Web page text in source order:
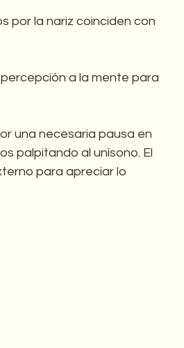
por la nariz coinciden con
a la mente para
una necesaria pausa en
palpitando al unísono. El
para apreciar lo